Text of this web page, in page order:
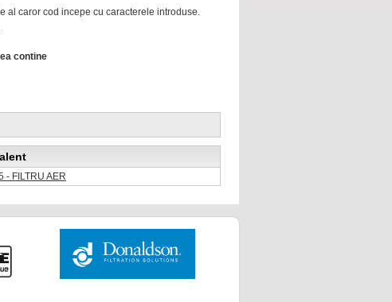
al caror cod incepe cu caracterele introduse.
contine
- FILTRU AER